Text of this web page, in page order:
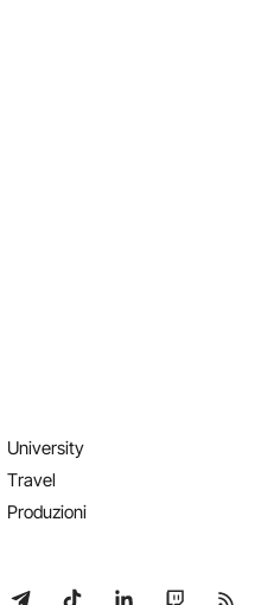
University
Travel
Produzioni
su WhatsApp
Seguici su Telegram
Seguici su TikTok
Seguici su
Seguici